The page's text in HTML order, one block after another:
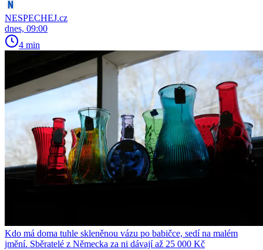
NESPECHEJ.cz
dnes, 09:00
4 min
Kdo má doma tuhle skleněnou vázu po babičce, sedí na malém
jmění. Sběratelé z Německa za ni dávají až 25 000 Kč